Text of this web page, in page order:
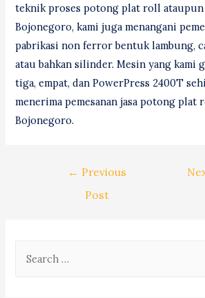
teknik proses potong plat roll
Bojonegoro, kami juga menangani
pabrikasi non ferror bentuk lambung,
atau bahkan silinder. Mesin yang kami
tiga, empat, dan PowerPress 2400T
menerima pemesanan jasa potong plat
Bojonegoro.
← Previous
Post